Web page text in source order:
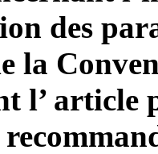
des
la
l’ article